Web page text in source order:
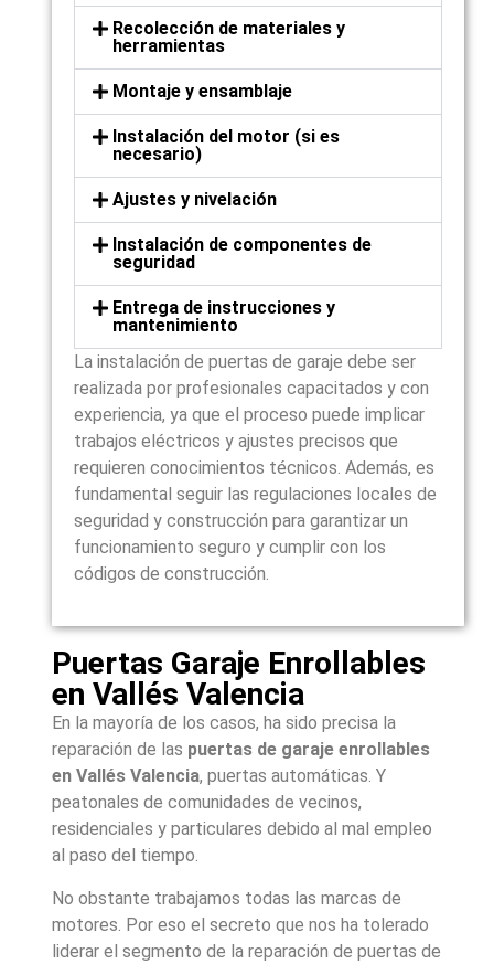
Recolección de materiales y
herramientas
Montaje y ensamblaje
Instalación del motor (si es
necesario)
Ajustes y nivelación
Instalación de componentes de
seguridad
Entrega de instrucciones y
mantenimiento
La instalación de puertas de garaje debe ser
realizada por profesionales capacitados y con
experiencia, ya que el proceso puede implicar
trabajos eléctricos y ajustes precisos que
requieren conocimientos técnicos. Además, es
fundamental seguir las regulaciones locales de
seguridad y construcción para garantizar un
funcionamiento seguro y cumplir con los
códigos de construcción.
Puertas Garaje Enrollables
en Vallés Valencia
En la mayoría de los casos, ha sido precisa la
reparación de las puertas de garaje enrollables
en Vallés Valencia, puertas automáticas. Y
peatonales de comunidades de vecinos,
residenciales y particulares debido al mal empleo
al paso del tiempo.
No obstante trabajamos todas las marcas de
motores. Por eso el secreto que nos ha tolerado
liderar el segmento de la reparación de puertas de